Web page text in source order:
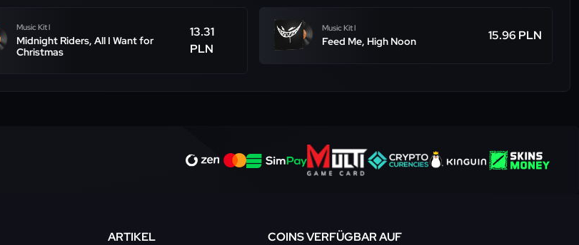
Music Kit l
Midnight Riders, All I Want for
Christmas
13.31
PLN
Music Kit l
Feed Me, High Noon 15.96 PLN
ARTIKEL COINS VERFÜGBAR AUF